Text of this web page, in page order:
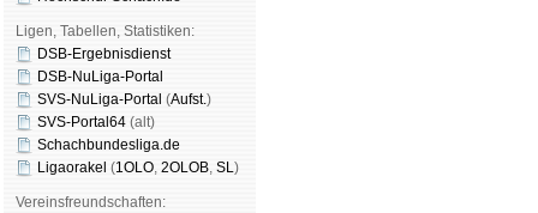
Ligen, Tabellen, Statistiken:
DSB-Ergebnisdienst
DSB-NuLiga-Portal
SVS-NuLiga-Portal (Aufst.)
SVS-Portal64 (alt)
Schachbundesliga.de
Ligaorakel (1OLO, 2OLOB, SL)
Vereinsfreundschaften: